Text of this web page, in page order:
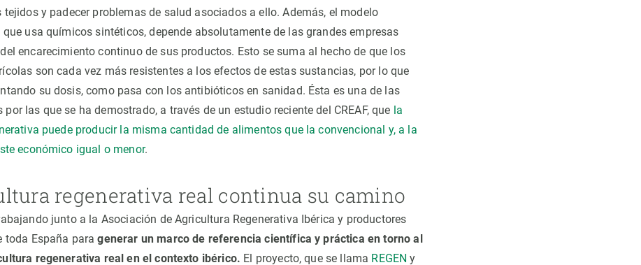
y padecer problemas de salud asociados a ello. Además, el modelo
usa químicos sintéticos, depende absolutamente de las grandes empresas
encarecimiento continuo de sus productos. Esto se suma al hecho de que los
son cada vez más resistentes a los efectos de estas sustancias, por lo que
su dosis, como pasa con los antibióticos en sanidad. Ésta es una de las
por las que se ha demostrado, a través de un estudio reciente del CREAF, que la
puede producir la misma cantidad de alimentos que la convencional y, a la
económico igual o menor.
regenerativa real continua su camino
junto a la Asociación de Agricultura Regenerativa Ibérica y productores
toda España paragenerar un marco de referencia científica y práctica en torno al
regenerativa real en el contexto ibérico. El proyecto, que se llama REGEN y